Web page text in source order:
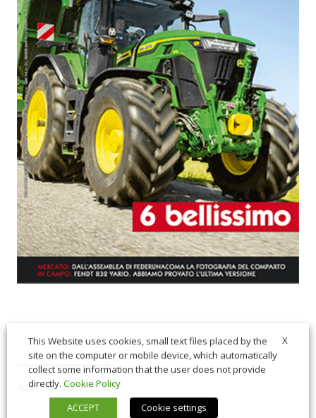
Articoli correlati
X
This Website uses cookies, small text files placed by the
site on the computer or mobile device, which automatically
collect some information that the user does not provide
directly. Cookie Policy
ACCEPT
Cookie settings